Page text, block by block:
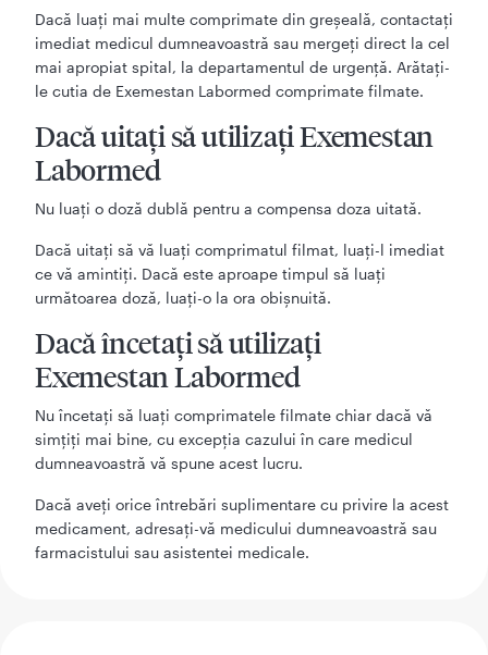
Dacă luaţi mai multe comprimate din greşeală, contactaţi
imediat medicul dumneavoastră sau mergeţi direct la cel
mai apropiat spital, la departamentul de urgenţă. Arătaţi-
le cutia de Exemestan Labormed comprimate filmate.
Dacă uitați să utilizați Exemestan
Labormed
Nu luaţi o doză dublă pentru a compensa doza uitată.
Dacă uitaţi să vă luaţi comprimatul filmat, luaţi-l imediat
ce vă amintiţi. Dacă este aproape timpul să luaţi
următoarea doză, luaţi-o la ora obişnuită.
Dacă încetați să utilizați
Exemestan Labormed
Nu încetaţi să luaţi comprimatele filmate chiar dacă vă
simţiţi mai bine, cu excepţia cazului în care medicul
dumneavoastră vă spune acest lucru.
Dacă aveți orice întrebări suplimentare cu privire la acest
medicament, adresați-vă medicului dumneavoastră sau
farmacistului sau asistentei medicale.